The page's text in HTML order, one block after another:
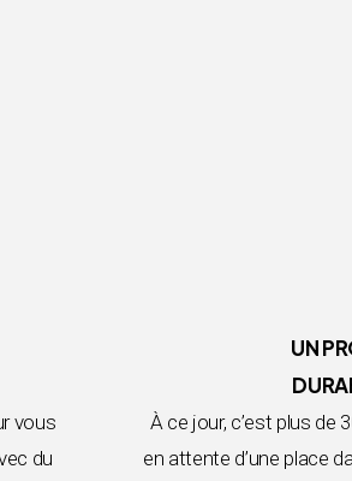
vous
du
UN
À ce jour, c’est plus de
en attente d’une place